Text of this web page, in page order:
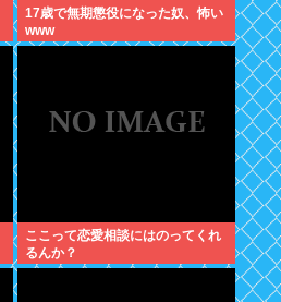
17歳で無期懲役になった奴、怖い
www
ここって恋愛相談にはのってくれ
るんか？